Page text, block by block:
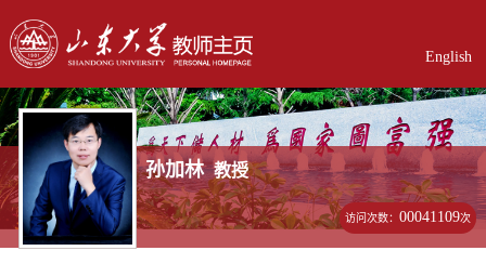
English
孙加林 教授
访问次数：00041109次